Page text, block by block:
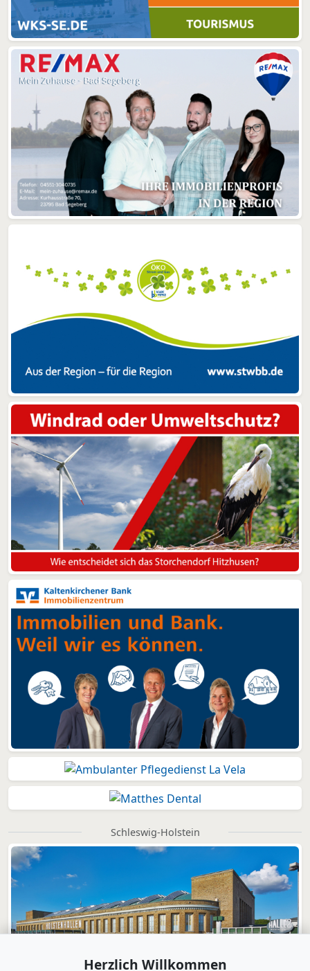
Schleswig-Holstein
Herzlich Willkommen